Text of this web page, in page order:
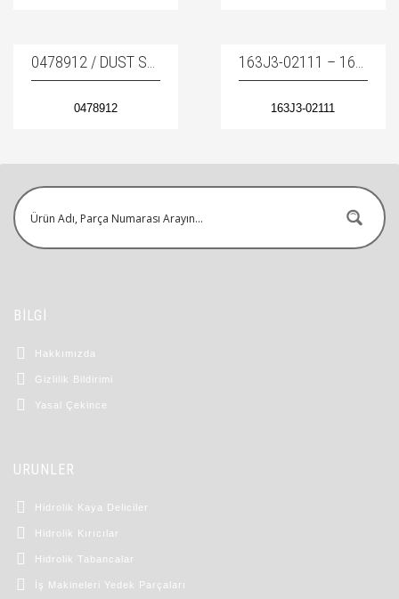
0478912 163J3-02111
BİLGİ
Hakkımızda
Gizlilik Bildirimi
Yasal Çekince
ÜRÜNLER
Hidrolik Kaya Deliciler
Hidrolik Kırıcılar
Hidrolik Tabancalar
İş Makineleri Yedek Parçaları